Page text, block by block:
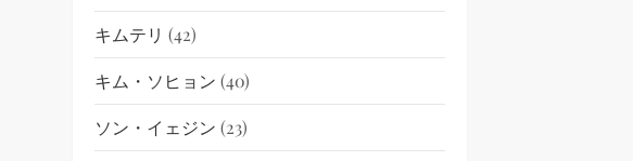
キムテリ (42)
キム・ソヒョン (40)
ソン・イェジン (23)